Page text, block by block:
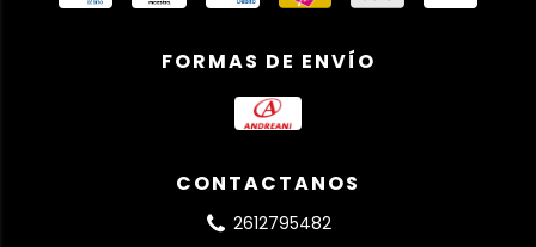
FORMAS DE ENVÍO
CONTACTANOS
2612795482